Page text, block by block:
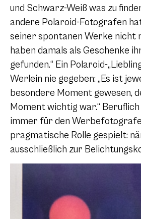
und Schwarz-Weiß was zu
andere Polaroid-Fotografen
seiner spontanen Werke nicht
haben damals als Geschenke
gefunden.“ Ein Polaroid-
Werlein nie gegeben: „Es ist
besondere Moment gewesen,
Moment wichtig war.“
immer für den
pragmatische Rolle gespielt:
ausschließlich zur